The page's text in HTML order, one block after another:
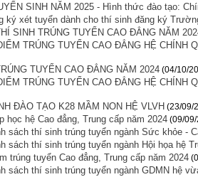
SINH NĂM 2025 - Hình thức đào tạo:
ký xét tuyển dành cho thí sinh đăng ký
SINH TRÚNG TUYỂN CAO ĐẲNG NĂM
TRÚNG TUYỂN CAO ĐẲNG HỆ CHÍNH
TUYỂN CAO ĐẲNG NĂM 2024 (04/10/
TRÚNG TUYỂN CAO ĐẲNG HỆ CHÍNH
ĐÀO TẠO K28 MẦM NON HỆ VLVH (23/09/
học hệ Cao đẳng, Trung cấp năm 2024 (09/
sách thí sinh trúng tuyển ngành Sức khỏe -
sách thí sinh trúng tuyển ngành Hội họa hệ
trúng tuyển Cao đẳng, Trung cấp năm 2024
sách thí sinh trúng tuyển ngành GDMN hệ